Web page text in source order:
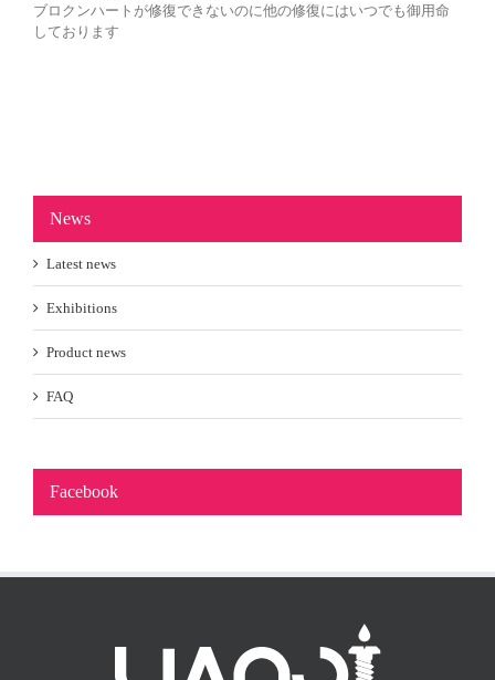
ブロクンハートが修復できないのに他の修復にはいつでも御用命
しております
News
Latest news
Exhibitions
Product news
FAQ
Facebook